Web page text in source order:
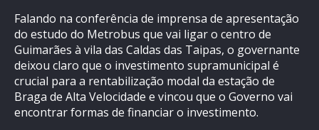
Falando na conferência de imprensa de apresentação
do estudo do Metrobus que vai ligar o centro de
Guimarães à vila das Caldas das Taipas, o governante
deixou claro que o investimento supramunicipal é
crucial para a rentabilização modal da estação de
Braga de Alta Velocidade e vincou que o Governo vai
encontrar formas de financiar o investimento.